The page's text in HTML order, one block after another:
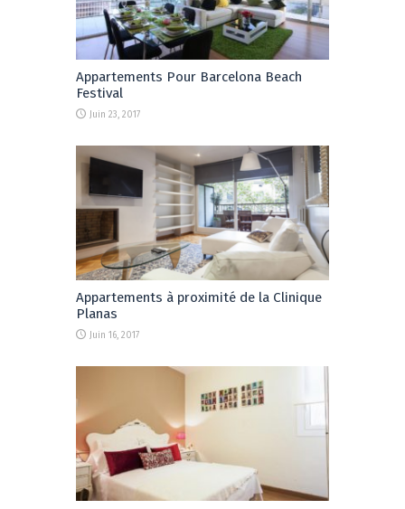
Appartements Pour Barcelona Beach
Festival
Juin 23, 2017
Appartements à proximité de la Clinique
Planas
Juin 16, 2017